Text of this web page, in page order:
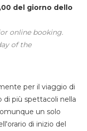
del giorno dello
online booking.
of the
per il viaggio di
di più spettacoli nella
un solo
di inizio del